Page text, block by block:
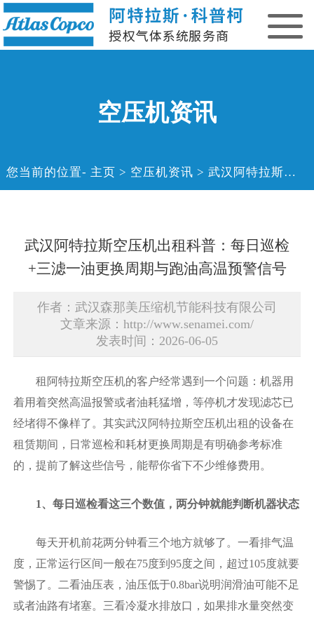
空压机资讯
您当前的位置 主页 > 空压机资讯 > 武汉阿特拉斯空压机出租科普：每日巡检+三滤一油更换周期与跑油高温预警信号
武汉阿特拉斯空压机出租科普：每日巡检
+三滤一油更换周期与跑油高温预警信号
作者：武汉森那美压缩机节能科技有限公司
文章来源：http://www.senamei.com/
发表时间：2026-06-05
租阿特拉斯空压机的客户经常遇到一个问题：机器用
着用着突然高温报警或者油耗猛增，等停机才发现滤芯已
经堵得不像样了。其实武汉阿特拉斯空压机出租 的设备在
租赁期间，日常巡检和耗材更换周期是有明确参考标准
的，提前了解这些信号，能帮你省下不少维修费用。
1、每日巡检看这三个数值，两分钟就能判断机器状态‌
每天开机前花两分钟看三个地方就够了。一看排气温
度，正常运行区间一般在75度到95度之间，超过105度就要
警惕了。二看油压表，油压低于0.8bar说明润滑油可能不足
或者油路有堵塞。三看冷凝水排放口，如果排水量突然变